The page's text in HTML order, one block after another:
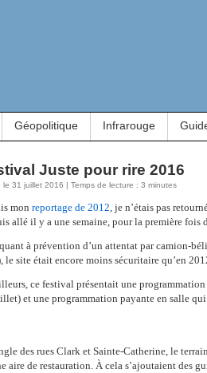
Géopolitique Infrarouge
Juste pour rire 2016
le 31 juillet 2016 | Temps de lecture : 3 minutes
mon reportage de 2012, je n’étais pas
allé il y a une semaine, pour la première fois
à prévention d’un attentat par camion-
le site était encore moins sécuritaire qu’en
ce festival présentait une
et une programmation payante en salle qui
des rues Clark et Sainte-Catherine, le
aire de restauration. À cela s’ajoutaient des